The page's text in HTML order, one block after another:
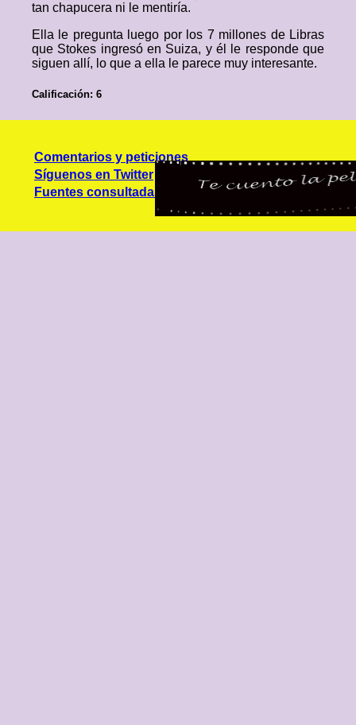
tan chapucera ni le mentiría.
Ella le pregunta luego por los 7 millones de Libras
que Stokes ingresó en Suiza, y él le responde que
siguen allí, lo que a ella le parece muy interesante.
Calificación: 6
Comentarios y peticiones
Síguenos en Twitter
Fuentes consultadas